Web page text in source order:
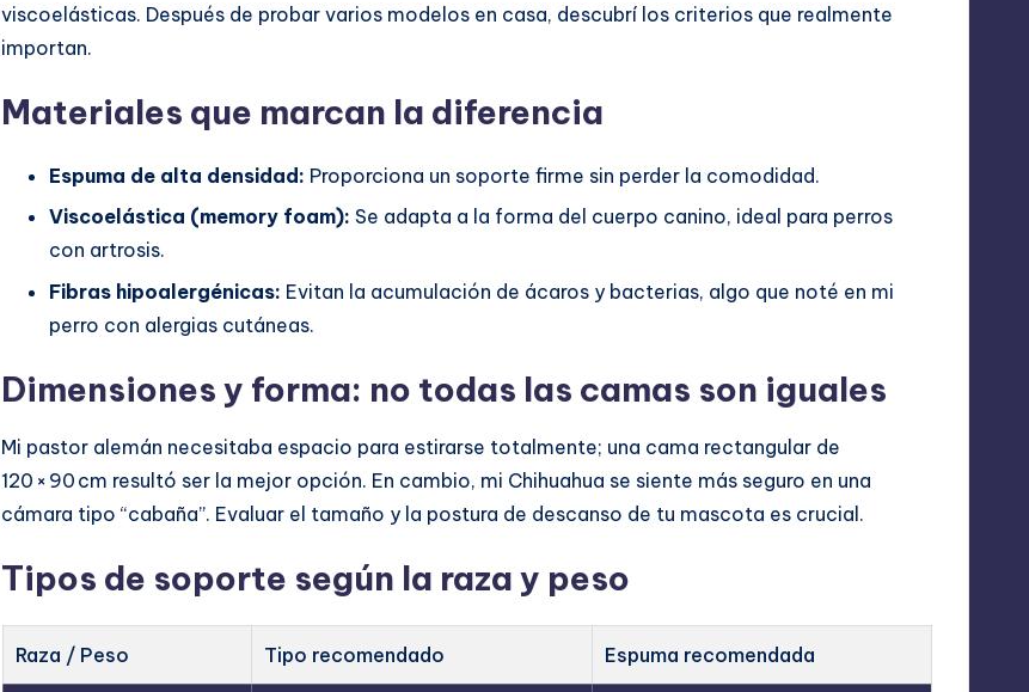
viscoelásticas. Después de probar varios modelos en casa, descubrí los criterios que realmente
importan.
Materiales que marcan la diferencia
Espuma de alta densidad: Proporciona un soporte firme sin perder la comodidad.
Viscoelástica (memory foam): Se adapta a la forma del cuerpo canino, ideal para perros
con artrosis.
Fibras hipoalergénicas: Evitan la acumulación de ácaros y bacterias, algo que noté en mi
perro con alergias cutáneas.
Dimensiones y forma: no todas las camas son iguales
Mi pastor alemán necesitaba espacio para estirarse totalmente; una cama rectangular de
120 × 90 cm resultó ser la mejor opción. En cambio, mi Chihuahua se siente más seguro en una
cámara tipo “cabaña”. Evaluar el tamaño y la postura de descanso de tu mascota es crucial.
Tipos de soporte según la raza y peso
Raza / Peso Tipo recomendado Espuma recomendada